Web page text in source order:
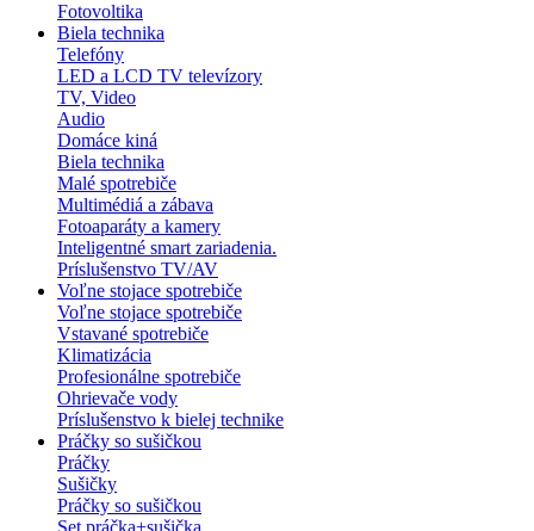
Fotovoltika
Biela technika
Telefóny
LED a LCD TV televízory
TV, Video
Audio
Domáce kiná
Biela technika
Malé spotrebiče
Multimédiá a zábava
Fotoaparáty a kamery
Inteligentné smart zariadenia.
Príslušenstvo TV/AV
Voľne stojace spotrebiče
Voľne stojace spotrebiče
Vstavané spotrebiče
Klimatizácia
Profesionálne spotrebiče
Ohrievače vody
Príslušenstvo k bielej technike
Práčky so sušičkou
Práčky
Sušičky
Práčky so sušičkou
Set práčka+sušička